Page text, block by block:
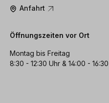
Anfahrt
Öffnungszeiten vor Ort
Montag bis Freitag
8:30 - 12:30 Uhr & 14:00 -